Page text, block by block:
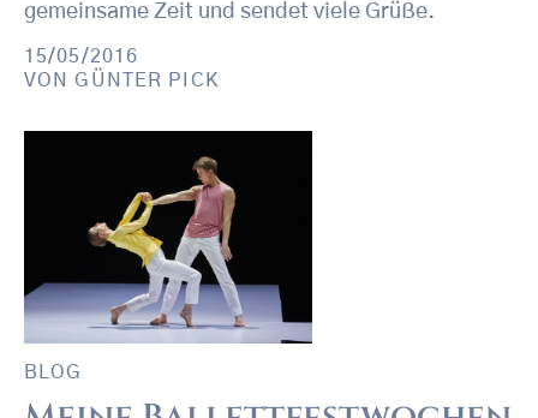
gemeinsame Zeit und sendet viele Grüße.
15/05/2016
VONGÜNTER PICK
BLOG